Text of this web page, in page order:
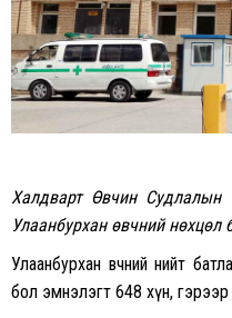
Халдварт Өвчин
Улаанбурхан өвчний
Улаанбурхан өвчний нийт
бол эмнэлэгт 648 хүн,